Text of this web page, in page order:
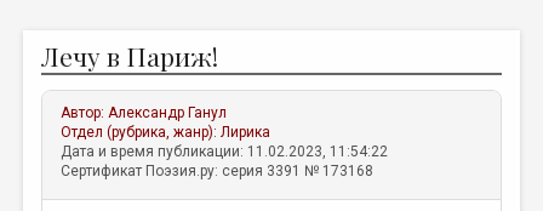
ЖАНРЫ
АВТОРЫ
КОММЕНТАРИИ
ЛИТСАЛОН
Лечу в Париж!
Автор:Александр Ганул
Отдел (рубрика, жанр):Лирика
Дата и время публикации: 11.02.2023, 11:54:22
Сертификат Поэзия.ру: серия 3391 № 173168